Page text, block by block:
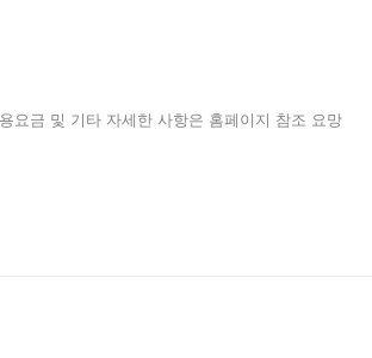
요금 및 기타 자세한 사항은 홈페이지 참조 요망